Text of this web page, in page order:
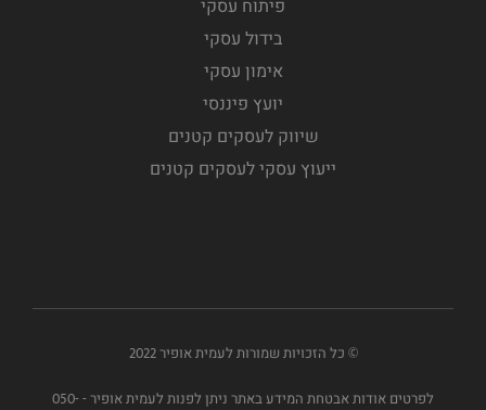
פיתוח עסקי
בידול עסקי
אימון עסקי
יועץ פיננסי
שיווק לעסקים קטנים
ייעוץ עסקי לעסקים קטנים
© כל הזכויות שמורות לעמית אופיר 2022
לפרטים אודות אבטחת המידע באתר ניתן לפנות לעמית אופיר - 050-